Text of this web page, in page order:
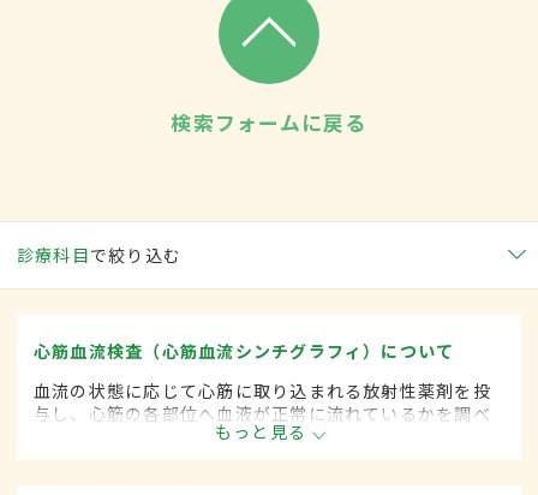
検索フォームに戻る
診療科目で絞り込む
心筋血流検査（心筋血流シンチグラフィ）について
血流の状態に応じて心筋に取り込まれる放射性薬剤を投
与し、心筋の各部位へ血液が正常に流れているかを調べ
る検査。安静時に行われる「安静時心筋シンチ」、運動
や薬剤などの負荷をかけて行う「負荷心筋シンチ」とが
ある。
もっと見る